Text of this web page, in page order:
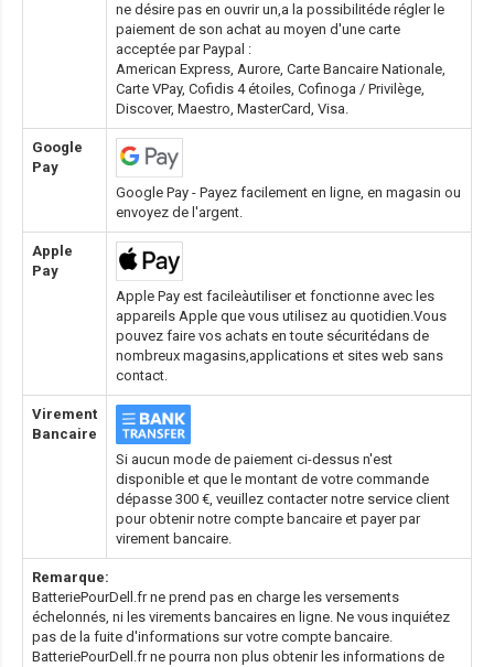
ne désire pas en ouvrir un,a la possibilitéde régler le
paiement de son achat au moyen d'une carte
acceptée par Paypal :
American Express, Aurore, Carte Bancaire Nationale,
Carte VPay, Cofidis 4 étoiles, Cofinoga / Privilège,
Discover, Maestro, MasterCard, Visa.
Google
Pay
Google Pay - Payez facilement en ligne, en magasin ou
envoyez de l'argent.
Apple
Pay
Apple Pay est facileàutiliser et fonctionne avec les
appareils Apple que vous utilisez au quotidien.Vous
pouvez faire vos achats en toute sécuritédans de
nombreux magasins,applications et sites web sans
contact.
Virement
Bancaire
Si aucun mode de paiement ci-dessus n'est
disponible et que le montant de votre commande
dépasse 300 €, veuillez contacter notre service client
pour obtenir notre compte bancaire et payer par
virement bancaire.
Remarque:
BatteriePourDell.fr ne prend pas en charge les versements
échelonnés, ni les virements bancaires en ligne. Ne vous inquiétez
pas de la fuite d'informations sur votre compte bancaire.
BatteriePourDell.fr ne pourra non plus obtenir les informations de